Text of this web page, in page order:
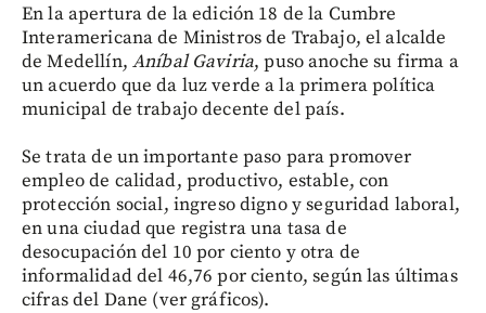
En la apertura de la edición 18 de la Cumbre
Interamericana de Ministros de Trabajo, el alcalde
de Medellín, Aníbal Gaviria, puso anoche su firma a
un acuerdo que da luz verde a la primera política
municipal de trabajo decente del país.
Se trata de un importante paso para promover
empleo de calidad, productivo, estable, con
protección social, ingreso digno y seguridad laboral,
en una ciudad que registra una tasa de
desocupación del 10 por ciento y otra de
informalidad del 46,76 por ciento, según las últimas
cifras del Dane (ver gráficos).